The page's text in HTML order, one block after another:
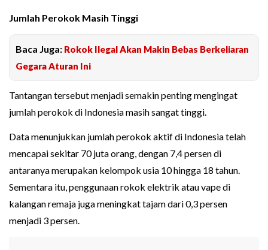
Jumlah Perokok Masih Tinggi
Baca Juga: Rokok Ilegal Akan Makin Bebas Berkeliaran
Gegara Aturan Ini
Tantangan tersebut menjadi semakin penting mengingat
jumlah perokok di Indonesia masih sangat tinggi.
Data menunjukkan jumlah perokok aktif di Indonesia telah
mencapai sekitar 70 juta orang, dengan 7,4 persen di
antaranya merupakan kelompok usia 10 hingga 18 tahun.
Sementara itu, penggunaan rokok elektrik atau vape di
kalangan remaja juga meningkat tajam dari 0,3 persen
menjadi 3 persen.